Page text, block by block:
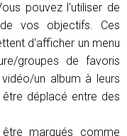
pouvez l'utiliser de
vos objectifs. Ces
d'afficher un menu
groupes de favoris
un album à leurs
déplacé entre des
marqués comme